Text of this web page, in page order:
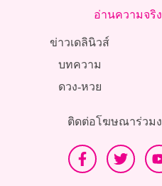
อ่านความจริ
ข่าวเดลินิวส์
บทความ
ดวง-หวย
ติดต่อโฆษณาร่วม